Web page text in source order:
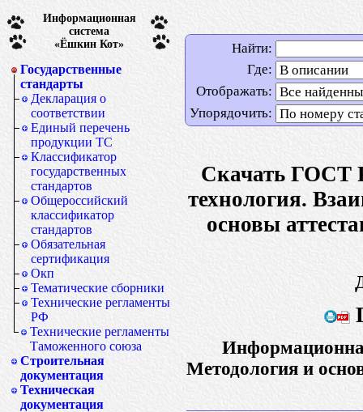
Информационная
система
«Ёшкин Кот»
Государственные
стандарты
Декларация о
соответствии
Единый перечень
продукции ТС
Классификатор
государственных
стандартов
Общероссийский
классификатор
стандартов
Обязательная
сертификация
Окп
Тематические сборники
Технические регламенты
РФ
Технические регламенты
Таможенного союза
Строительная
документация
Техническая
документация
Найти:
Где:
Отображать:
Упорядочить:
Скачать ГОСТ
технология.
основы
Методология и